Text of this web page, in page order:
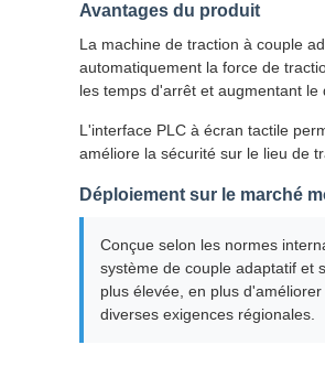
Avantages du produit
La machine de traction à couple
automatiquement la force de
les temps d'arrêt et augmentant le
L'interface PLC à écran tactile
améliore la sécurité sur le lieu de
Déploiement sur le marché
Conçue selon les normes
système de couple adaptatif et
plus élevée, en plus
diverses exigences régionales.